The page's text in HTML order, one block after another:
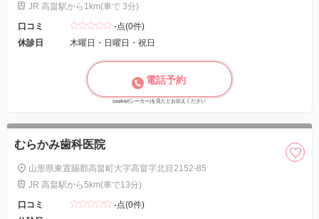
JR 高畠駅から1km(車で 3分)
口コミ
-点(0件)
休診日
木曜日・日曜日・祝日
電話予約
seeker(シーカー)を見たとお伝えください
むらかみ歯科医院
山形県東置賜郡高畠町大字高畠字北目2152-85
JR 高畠駅から5km(車で13分)
口コミ
-点(0件)